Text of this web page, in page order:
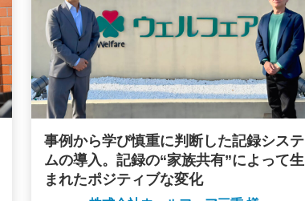
事例から学び慎重に判断した記録システ
ムの導入。記録の“家族共有”によって生
まれたポジティブな変化